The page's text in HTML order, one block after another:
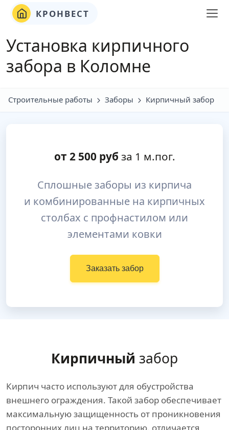
КРОНВЕСТ
Установка кирпичного
забора в Коломне
Строительные работы Заборы Кирпичный забор
от 2 500руб за 1 м.пог.
Сплошные заборы из кирпича
и комбинированные на кирпичных
столбах с профнастилом или
элементами ковки
Заказать забор
Кирпичный забор
Кирпич часто используют для обустройства
внешнего ограждения. Такой забор обеспечивает
максимальную защищенность от проникновения